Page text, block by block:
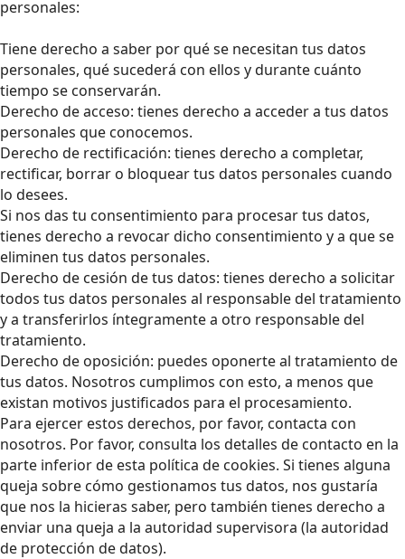
personales:
Tiene derecho a saber por qué se necesitan tus datos
personales, qué sucederá con ellos y durante cuánto
tiempo se conservarán.
Derecho de acceso: tienes derecho a acceder a tus datos
personales que conocemos.
Derecho de rectificación: tienes derecho a completar,
rectificar, borrar o bloquear tus datos personales cuando
lo desees.
Si nos das tu consentimiento para procesar tus datos,
tienes derecho a revocar dicho consentimiento y a que se
eliminen tus datos personales.
Derecho de cesión de tus datos: tienes derecho a solicitar
todos tus datos personales al responsable del tratamiento
y a transferirlos íntegramente a otro responsable del
tratamiento.
Derecho de oposición: puedes oponerte al tratamiento de
tus datos. Nosotros cumplimos con esto, a menos que
existan motivos justificados para el procesamiento.
Para ejercer estos derechos, por favor, contacta con
nosotros. Por favor, consulta los detalles de contacto en la
parte inferior de esta política de cookies. Si tienes alguna
queja sobre cómo gestionamos tus datos, nos gustaría
que nos la hicieras saber, pero también tienes derecho a
enviar una queja a la autoridad supervisora (la autoridad
de protección de datos).